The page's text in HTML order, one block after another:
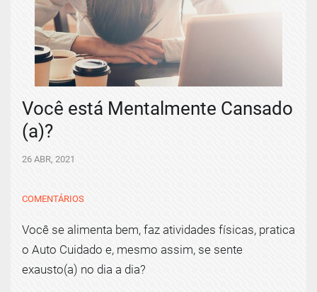
Você está Mentalmente Cansado
(a)?
26 ABR, 2021
COMENTÁRIOS
Você se alimenta bem, faz atividades físicas, pratica
o Auto Cuidado e, mesmo assim, se sente
exausto(a) no dia a dia?